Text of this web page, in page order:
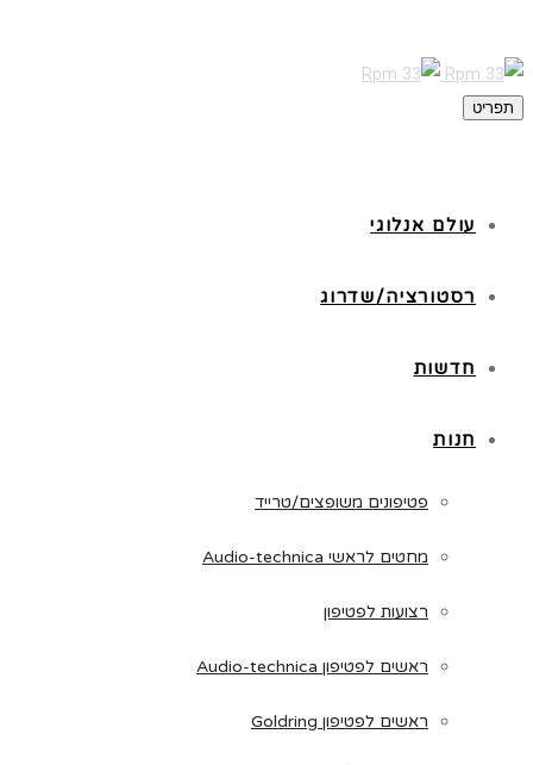
תפריט
עולם אנלוגי
רסטורציה/שדרוג
חדשות
חנות
פטיפונים משופצים/טרייד
מחטים לראשי Audio-technica
רצועות לפטיפון
ראשים לפטיפון Audio-technica
ראשים לפטיפון Goldring